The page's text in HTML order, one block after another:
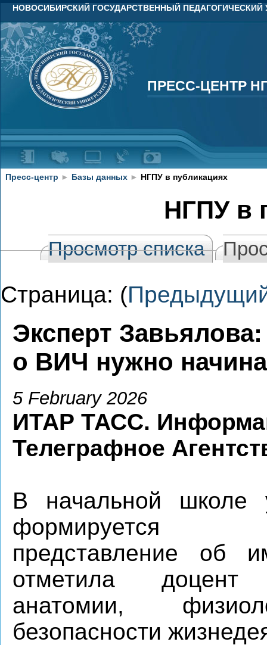
НОВОСИБИРСКИЙ ГОСУДАРСТВЕННЫЙ ПЕДАГОГИЧЕСКИЙ
ПРЕСС-ЦЕНТР
ПРЕСС-ЦЕНТР
Пресс-центр ► Базы данных ► НГПУ в публикациях
НГПУ в
Просмотр списка
Страница: (
Эксперт
о ВИЧ нужно
5 February 2026
ИТАР ТАСС.
Телеграфное
В начальной школе
формируется
представление об
отметила доцент
анатомии,
безопасности